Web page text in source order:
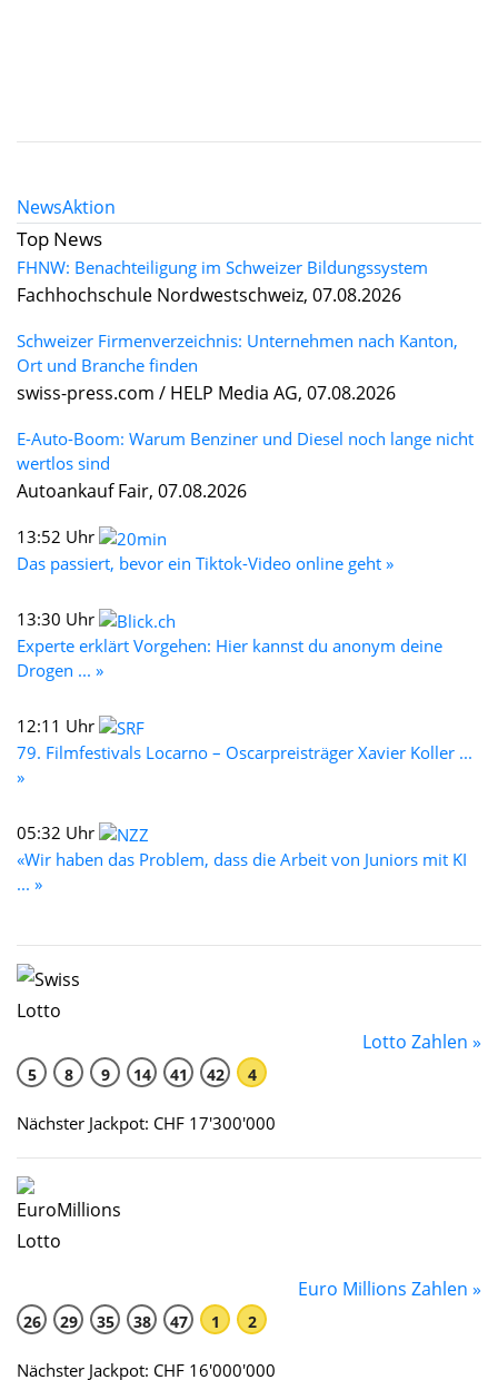
NewsAktion
Top News
FHNW: Benachteiligung im Schweizer Bildungssystem
Fachhochschule Nordwestschweiz, 07.08.2026
Schweizer Firmenverzeichnis: Unternehmen nach Kanton,
Ort und Branche finden
swiss-press.com / HELP Media AG, 07.08.2026
E-Auto-Boom: Warum Benziner und Diesel noch lange nicht
wertlos sind
Autoankauf Fair, 07.08.2026
13:52 Uhr
Das passiert, bevor ein Tiktok-Video online geht »
13:30 Uhr
Experte erklärt Vorgehen: Hier kannst du anonym deine
Drogen ... »
12:11 Uhr
79. Filmfestivals Locarno – Oscarpreisträger Xavier Koller ...
»
05:32 Uhr
«Wir haben das Problem, dass die Arbeit von Juniors mit KI
... »
Lotto Zahlen »
5 8 9 14 41 42 4
Nächster Jackpot: CHF 17'300'000
Euro Millions Zahlen »
26 29 35 38 47 1 2
Nächster Jackpot: CHF 16'000'000